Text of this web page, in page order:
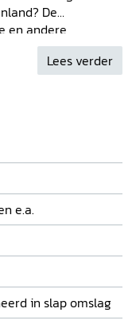
De
en andere
Dit boek
honderd jaar
Ze laten
kringen is
over de
van
tussen man en
en de plaats
Thematische
die soms
Lees verder
e.a.
in slap omslag